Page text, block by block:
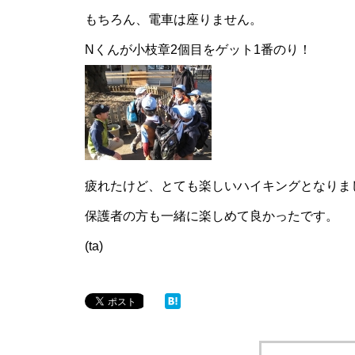
もちろん、電車は座りません。
Nくんが小枝章2個目をゲット1番のり！
疲れたけど、とても楽しいハイキングとなりま
保護者の方も一緒に楽しめて良かったです。
(ta)